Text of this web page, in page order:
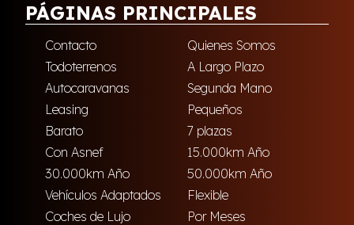
PÁGINAS PRINCIPALES
Contacto
Quienes Somos
Todoterrenos
A Largo Plazo
Autocaravanas
Segunda Mano
Leasing
Pequeños
Barato
7 plazas
Con Asnef
15.000km Año
30.000km Año
50.000km Año
Vehículos Adaptados
Flexible
Coches de Lujo
Por Meses